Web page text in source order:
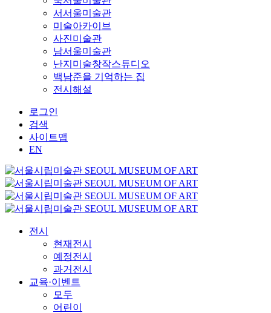
서서울미술관
미술아카이브
사진미술관
남서울미술관
난지미술창작스튜디오
백남준을 기억하는 집
전시해설
로그인
검색
사이트맵
EN
전시
현재전시
예정전시
과거전시
교육·이벤트
모두
어린이